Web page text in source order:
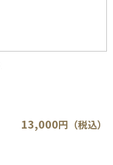
13,000円（税込）